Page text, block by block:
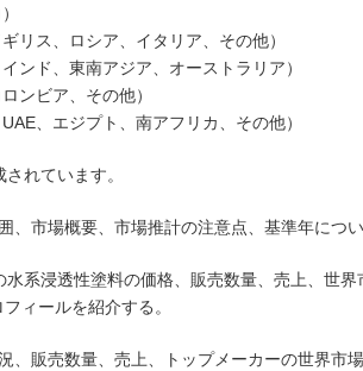
リス、ロシア、イタリア、その他）
ンド、東南アジア、オーストラリア）
ンビア、その他）
、エジプト、南アフリカ、その他）
れています。
、市場概要、市場推計の注意点、基準年につい
系浸透性塗料の価格、販売数量、売上、世
ィールを紹介する。
、販売数量、売上、トップメーカーの世界市